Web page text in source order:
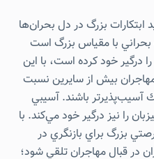
ابتكارات بزرگ در دل بحران‌ها
بحراني با مقياس بزرگ است
درگير خود كرده است، با اين
بيش از سايرين نسبت
آسيب‌پذيرتر باشند. آسيبي
را نيز درگير خود مي‌كند. با
بزرگ براي بازنگري در
در قبال مهاجران تلقي شود؛